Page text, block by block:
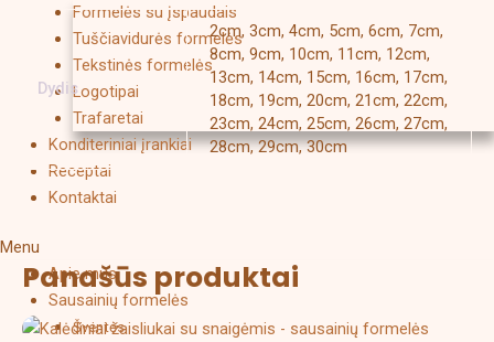
Formelės su įspaudais
Tuščiavidurės formelės
Tekstinės formelės
Logotipai
Trafaretai
Konditeriniai įrankiai
Receptai
Kontaktai
Menu
Apie mus
Sausainių formelės
Šventės
Dydis
2cm, 3cm, 4cm, 5cm, 6cm, 7cm,
8cm, 9cm, 10cm, 11cm, 12cm,
13cm, 14cm, 15cm, 16cm, 17cm,
18cm, 19cm, 20cm, 21cm, 22cm,
23cm, 24cm, 25cm, 26cm, 27cm,
28cm, 29cm, 30cm
Panašūs produktai
Price
This